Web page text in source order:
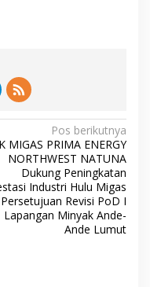
Pos berikutnya
MIGAS PRIMA ENERGY
NORTHWEST NATUNA
Dukung Peningkatan
Industri Hulu Migas
Persetujuan Revisi PoD I
Lapangan Minyak Ande-
Ande Lumut